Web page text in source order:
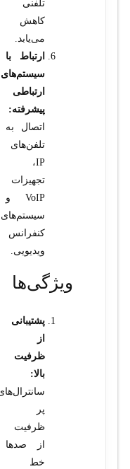
تلفنی
کاهش
می‌یابد.
ارتباط با
سیستم‌های
ارتباطی
پیشرفته:
اتصال به
تلفن‌های
IP،
تجهیزات
VoIP و
سیستم‌های
کنفرانس
ویدیویی.
ویژگی‌ها
پشتیبانی
از
ظرفیت
بالا:
پر
ظرفیت
از صدها
خط